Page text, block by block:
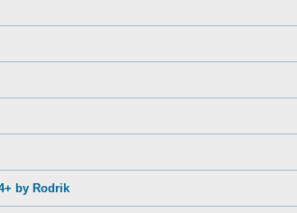
by Rodrik